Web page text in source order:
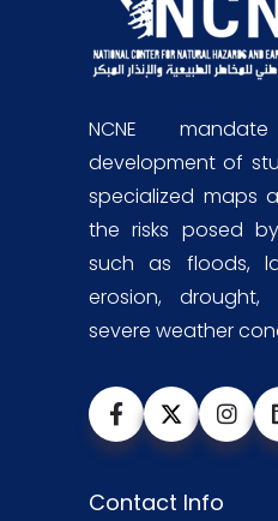
NCNE
development of
specialized maps
the risks posed
such as floods,
erosion,
severe weather
Contact Info